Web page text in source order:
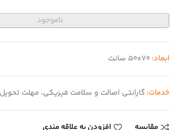
ناموجود
ابعاد: 50x70 سانت
خدمات: گارانتی اصالت و سلامت فیزیکی، مهلت تحویل بین 10 تا 20
مقایسه افزودن به علاقه مندی